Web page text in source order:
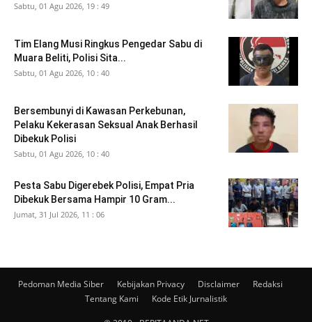
Sabtu, 01 Agu 2026, 19 : 49
Tim Elang Musi Ringkus Pengedar Sabu di
Muara Beliti, Polisi Sita...
Sabtu, 01 Agu 2026, 10 : 40
Bersembunyi di Kawasan Perkebunan,
Pelaku Kekerasan Seksual Anak Berhasil
Dibekuk Polisi
Sabtu, 01 Agu 2026, 10 : 40
Pesta Sabu Digerebek Polisi, Empat Pria
Dibekuk Bersama Hampir 10 Gram...
Jumat, 31 Jul 2026, 11 : 06
Pedoman Media Siber Kebijakan Privacy Disclaimer
Redaksi
Tentang Kami
Kode Etik Jurnalistik